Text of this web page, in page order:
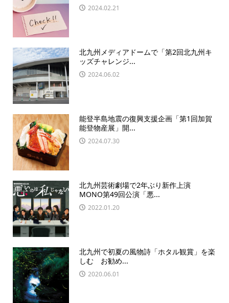
2024.02.21
北九州メディアドームで「第2回北九州キ
ッズチャレンジ...
2024.06.02
能登半島地震の復興支援企画「第1回加賀
能登物産展」開...
2024.07.30
北九州芸術劇場で2年ぶり新作上演
MONO第49回公演「悪...
2022.01.20
北九州で初夏の風物詩「ホタル観賞」を楽
しむ お勧め...
2020.06.01